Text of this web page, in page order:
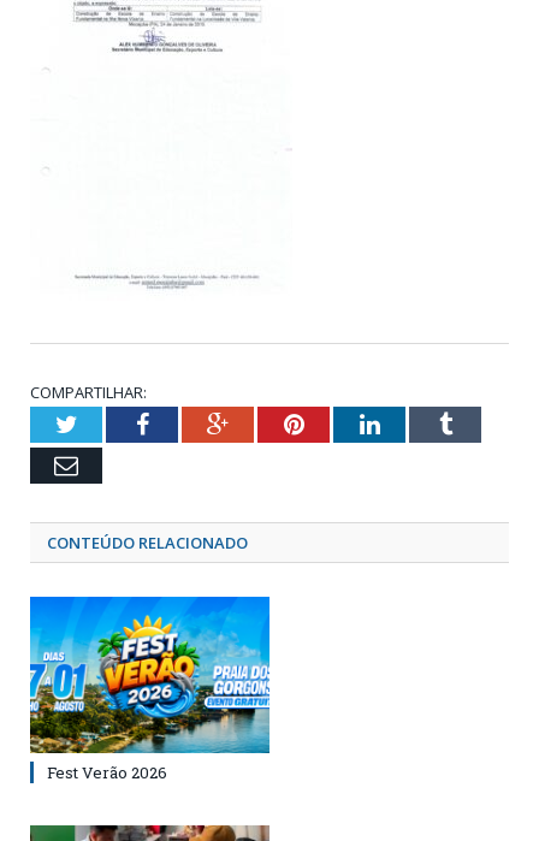
COMPARTILHAR:
TwitterFacebookGoogle+PinterestLinkedInTumblr
Email
CONTEÚDO RELACIONADO
Fest Verão 2026